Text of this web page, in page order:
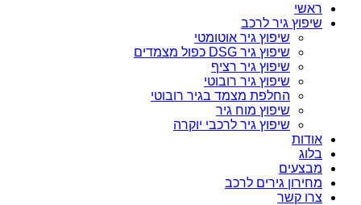
ראשי
שיפוץ גיר לרכב
שיפוץ גיר אוטומטי
שיפוץ גיר DSG כפול מצמדים
שיפוץ גיר רציף
שיפוץ גיר רובוטי
החלפת מצמד בגיר רובוטי
שיפוץ מוח גיר
שיפוץ גיר לרכבי יוקרה
אודות
בלוג
מבצעים
מחירון גירים לרכב
צרו קשר